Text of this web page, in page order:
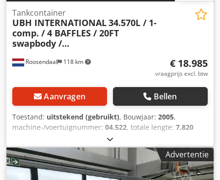
Roosendaal 118 km
Tankcontainer
UBH INTERNATIONAL34.570L / 1-
comp. / 4 BAFFLES / 20FT
swapbody /...
€ 18.985
vraagprijs excl. btw
Aanvragen Bellen
Toestand: uitstekend (gebruikt), Bouwjaar: 2005,
machine-/voertuignummer: 04.522, totale lengte: 7.820
2.550 mm
2005 UBH INTERNATIONAL 20FT SWAP BODY tankcontainer
34.570L / 1 compartiment / 4 schotten, 5 deksels UN
PORTABLE T11 EMKD stoomverwarming bodemlossing
Advertentie